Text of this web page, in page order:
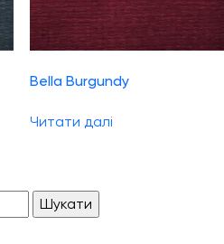
Bella Burgundy
Читати далі